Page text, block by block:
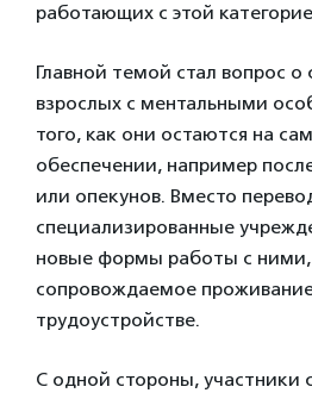
работающих с этой
Главной темой стал вопрос
взрослых с ментальными
того, как они остаются на
обеспечении, например
или опекунов. Вместо
специализированные
новые формы работы с
сопровождаемое
трудоустройстве.
С одной стороны, участники